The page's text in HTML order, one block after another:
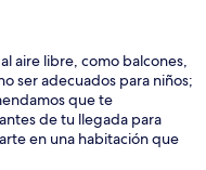
aire libre, como balcones,
ser adecuados para niños;
que te
de tu llegada para
en una habitación que